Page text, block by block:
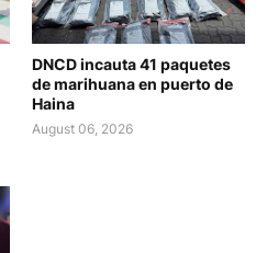
DNCD incauta 41 paquetes
de marihuana en puerto de
Haina
August 06, 2026